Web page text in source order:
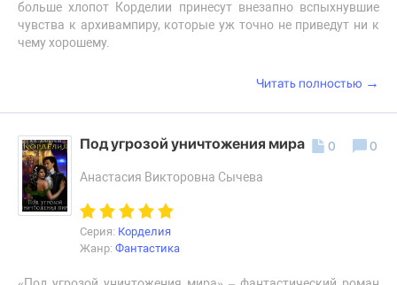
больше хлопот Корделии принесут внезапно вспыхнувшие
чувства к архивампиру, которые уж точно не приведут ни к
чему хорошему.
Читать полностью →
Под угрозой уничтожения мира
Анастасия Викторовна Сычева
Серия: Корделия
Жанр: Фантастика
0 0